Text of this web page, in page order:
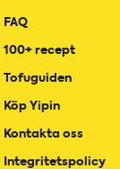
FAQ
100+ recept
Tofuguiden
Köp Yipin
Kontakta oss
Integritetspolicy